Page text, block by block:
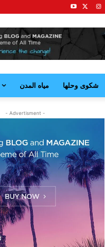
شكوى وحلها مياه المدن
- Advertisment -